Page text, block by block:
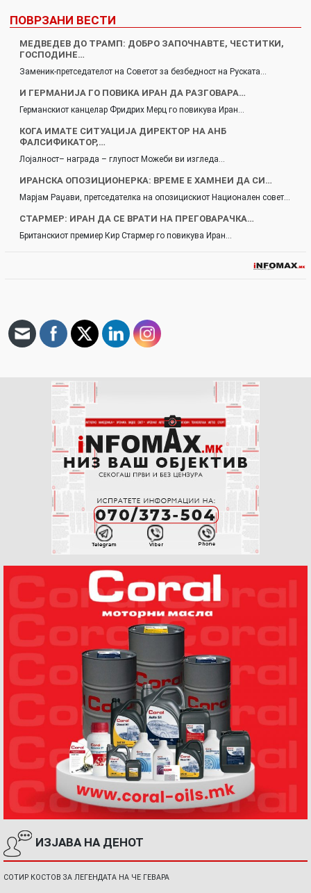
ПОВРЗАНИ ВЕСТИ
МЕДВЕДЕВ ДО ТРАМП: ДОБРО ЗАПОЧНАВТЕ, ЧЕСТИТКИ,
ГОСПОДИНЕ…
Заменик-претседателот на Советот за безбедност на Руската…
И ГЕРМАНИЈА ГО ПОВИКА ИРАН ДА РАЗГОВАРА…
Германскиот канцелар Фридрих Мерц го повикува Иран…
КОГА ИМАТЕ СИТУАЦИЈА ДИРЕКТОР НА АНБ
ФАЛСИФИКАТОР,…
Лојалност– награда – глупост Можеби ви изгледа…
ИРАНСКА ОПОЗИЦИОНЕРКА: ВРЕМЕ Е ХАМНЕИ ДА СИ…
Марјам Раџави, претседателка на опозицискиот Национален совет…
СТАРМЕР: ИРАН ДА СЕ ВРАТИ НА ПРЕГОВАРАЧКА…
Британскиот премиер Кир Стармер го повикува Иран…
ИЗЈАВА НА ДЕНОТ
СОТИР КОСТОВ ЗА ЛЕГЕНДАТА НА ЧЕ ГЕВАРА